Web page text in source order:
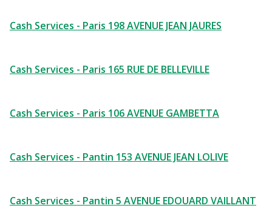
Cash Services - Paris 198 AVENUE JEAN JAURES
Cash Services - Paris 165 RUE DE BELLEVILLE
Cash Services - Paris 106 AVENUE GAMBETTA
Cash Services - Pantin 153 AVENUE JEAN LOLIVE
Cash Services - Pantin 5 AVENUE EDOUARD VAILLANT